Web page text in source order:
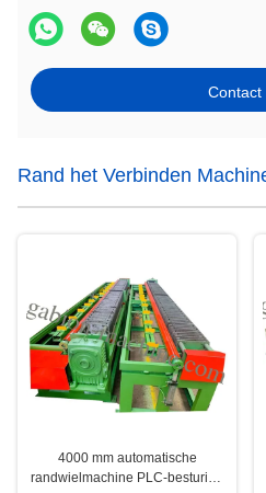
Contact
Rand het Verbinden
4000 mm automatische
randwielmachine PLC-besturing